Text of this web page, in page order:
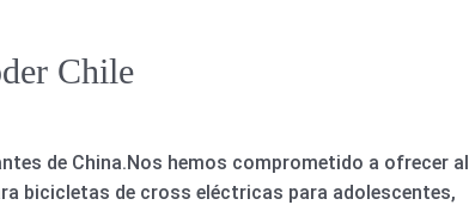
Chile
de China.Nos hemos comprometido a ofrecer al
bicicletas de cross eléctricas para adolescentes,